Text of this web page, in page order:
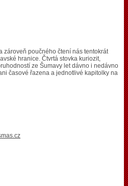
zároveň poučného čtení nás tentokrát
hranice. Čtvrtá stovka kuriozit,
ze Šumavy let dávno i nedávno
časové řazena a jednotlivé kapitolky na